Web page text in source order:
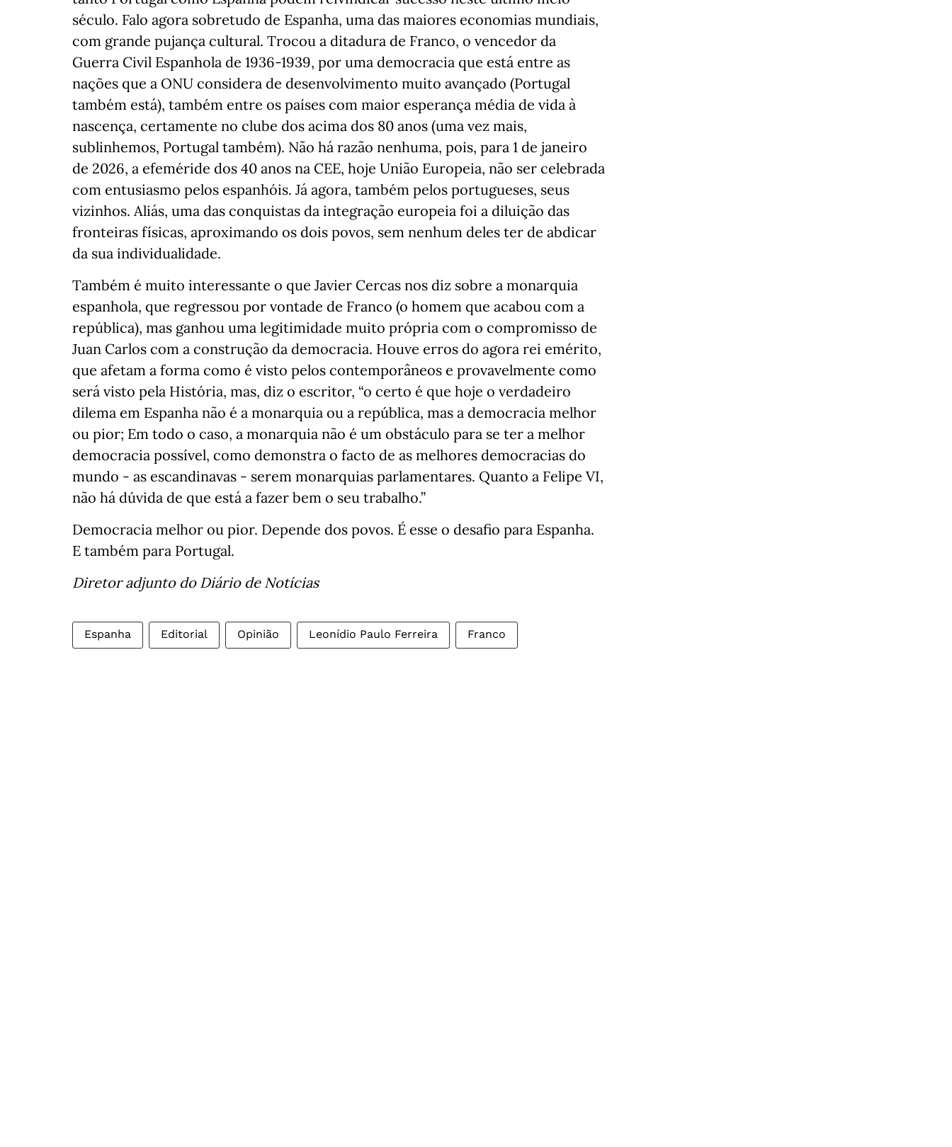
século. Falo agora sobretudo de Espanha, uma das maiores economias mundiais,
com grande pujança cultural. Trocou a ditadura de Franco, o vencedor da
Guerra Civil Espanhola de 1936-1939, por uma democracia que está entre as
nações que a ONU considera de desenvolvimento muito avançado (Portugal
também está), também entre os países com maior esperança média de vida à
nascença, certamente no clube dos acima dos 80 anos (uma vez mais,
sublinhemos, Portugal também). Não há razão nenhuma, pois, para 1 de janeiro
de 2026, a efeméride dos 40 anos na CEE, hoje União Europeia, não ser celebrada
com entusiasmo pelos espanhóis. Já agora, também pelos portugueses, seus
vizinhos. Aliás, uma das conquistas da integração europeia foi a diluição das
fronteiras físicas, aproximando os dois povos, sem nenhum deles ter de abdicar
da sua individualidade.
Também é muito interessante o que Javier Cercas nos diz sobre a monarquia
espanhola, que regressou por vontade de Franco (o homem que acabou com a
república), mas ganhou uma legitimidade muito própria com o compromisso de
Juan Carlos com a construção da democracia. Houve erros do agora rei emérito,
que afetam a forma como é visto pelos contemporâneos e provavelmente como
será visto pela História, mas, diz o escritor, “o certo é que hoje o verdadeiro
dilema em Espanha não é a monarquia ou a república, mas a democracia melhor
ou pior; Em todo o caso, a monarquia não é um obstáculo para se ter a melhor
democracia possível, como demonstra o facto de as melhores democracias do
mundo - as escandinavas - serem monarquias parlamentares. Quanto a Felipe VI,
não há dúvida de que está a fazer bem o seu trabalho.”
Democracia melhor ou pior. Depende dos povos. É esse o desafio para Espanha.
E também para Portugal.
Diretor adjunto do Diário de Notícias
Espanha Editorial Opinião Leonídio Paulo Ferreira Franco